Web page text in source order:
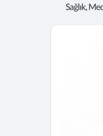
Sağlık,